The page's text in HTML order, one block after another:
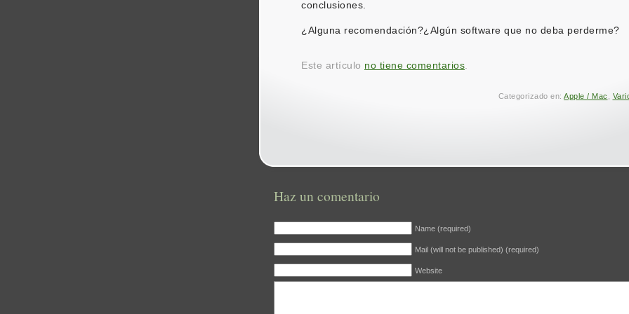
conclusiones.
¿Alguna recomendación?¿Algún software que no deba perderme?
Este artículo no tiene comentarios
Categorizado en: Apple / Mac
Haz un comentario
Name (required)
Mail (will not be published) (required)
Website